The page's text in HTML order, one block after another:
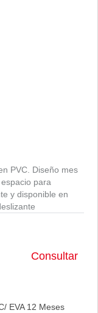
PVC. Diseño mes
para
y disponible en
Consultar
EVA 12 Meses